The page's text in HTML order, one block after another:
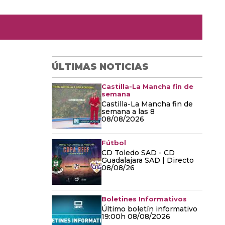
ÚLTIMAS NOTICIAS
Castilla-La Mancha fin de
semana
Castilla-La Mancha fin de
semana a las 8
08/08/2026
Fútbol
CD Toledo SAD - CD
Guadalajara SAD | Directo
08/08/26
Boletines Informativos
Último boletín informativo
19:00h 08/08/2026